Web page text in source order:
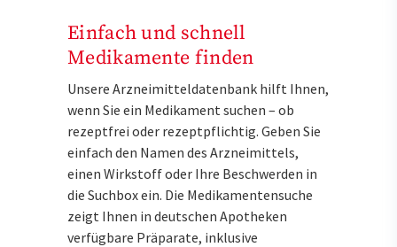
Einfach und schnell
Medikamente finden
Unsere Arzneimitteldatenbank hilft Ihnen,
wenn Sie ein Medikament suchen – ob
rezeptfrei oder rezeptpflichtig. Geben Sie
einfach den Namen des Arzneimittels,
einen Wirkstoff oder Ihre Beschwerden in
die Suchbox ein. Die Medikamentensuche
zeigt Ihnen in deutschen Apotheken
verfügbare Präparate, inklusive